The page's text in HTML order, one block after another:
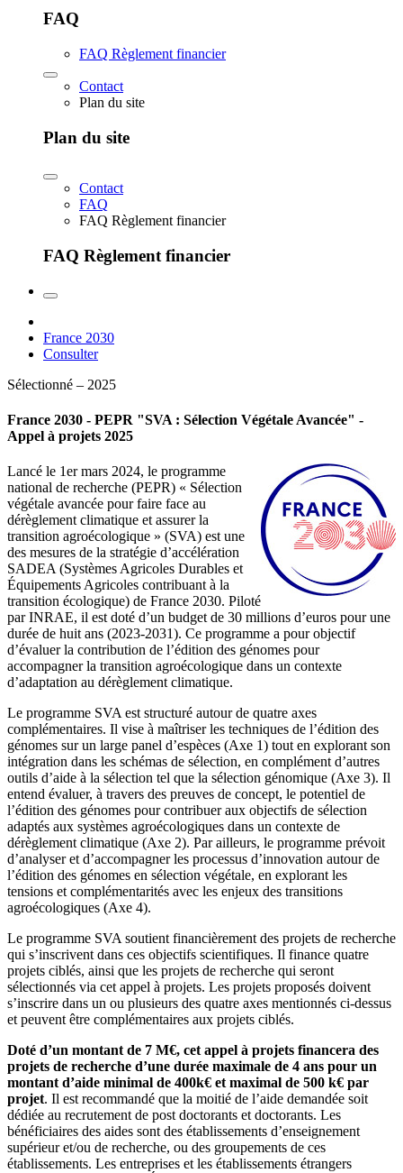
FAQ
FAQ Règlement financier
Contact
Plan du site
Plan du site
Contact
FAQ
FAQ Règlement financier
FAQ Règlement financier
France 2030
Consulter
Sélectionné – 2025
France 2030 - PEPR "SVA : Sélection Végétale Avancée" -
Appel à projets 2025
Lancé le 1er mars 2024, le programme
national de recherche (PEPR) « Sélection
végétale avancée pour faire face au
dérèglement climatique et assurer la
transition agroécologique » (SVA) est une
des mesures de la stratégie d’accélération
SADEA (Systèmes Agricoles Durables et
Équipements Agricoles contribuant à la
transition écologique) de France 2030. Piloté
par INRAE, il est doté d’un budget de 30 millions d’euros pour une
durée de huit ans (2023-2031). Ce programme a pour objectif
d’évaluer la contribution de l’édition des génomes pour
accompagner la transition agroécologique dans un contexte
d’adaptation au dérèglement climatique.
Le programme SVA est structuré autour de quatre axes
complémentaires. Il vise à maîtriser les techniques de l’édition des
génomes sur un large panel d’espèces (Axe 1) tout en explorant son
intégration dans les schémas de sélection, en complément d’autres
outils d’aide à la sélection tel que la sélection génomique (Axe 3). Il
entend évaluer, à travers des preuves de concept, le potentiel de
l’édition des génomes pour contribuer aux objectifs de sélection
adaptés aux systèmes agroécologiques dans un contexte de
dérèglement climatique (Axe 2). Par ailleurs, le programme prévoit
d’analyser et d’accompagner les processus d’innovation autour de
l’édition des génomes en sélection végétale, en explorant les
tensions et complémentarités avec les enjeux des transitions
agroécologiques (Axe 4).
Le programme SVA soutient financièrement des projets de recherche
qui s’inscrivent dans ces objectifs scientifiques. Il finance quatre
projets ciblés, ainsi que les projets de recherche qui seront
sélectionnés via cet appel à projets. Les projets proposés doivent
s’inscrire dans un ou plusieurs des quatre axes mentionnés ci-dessus
et peuvent être complémentaires aux projets ciblés.
Doté d’un montant de 7 M€, cet appel à projets financera des
projets de recherche d’une durée maximale de 4 ans pour un
montant d’aide minimal de 400k€ et maximal de 500 k€ par
projet. Il est recommandé que la moitié de l’aide demandée soit
dédiée au recrutement de post doctorants et doctorants. Les
bénéficiaires des aides sont des établissements d’enseignement
supérieur et/ou de recherche, ou des groupements de ces
établissements. Les entreprises et les établissements étrangers